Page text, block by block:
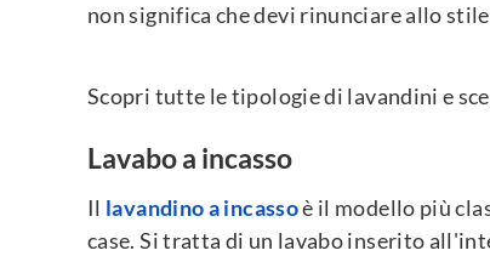
non significa che devi rinunciare allo
Scopri tutte le tipologie di lavandini e
Lavabo a incasso
Il lavandino a incassoè il modello più
case. Si tratta di un lavabo inserito